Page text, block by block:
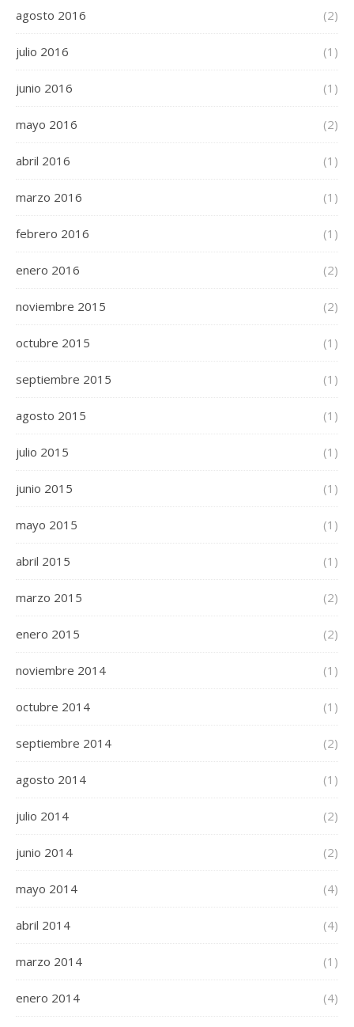
agosto 2016 (2)
julio 2016 (1)
junio 2016 (1)
mayo 2016 (2)
abril 2016 (1)
marzo 2016 (1)
febrero 2016 (1)
enero 2016 (2)
noviembre 2015 (2)
octubre 2015 (1)
septiembre 2015 (1)
agosto 2015 (1)
julio 2015 (1)
junio 2015 (1)
mayo 2015 (1)
abril 2015 (1)
marzo 2015 (2)
enero 2015 (2)
noviembre 2014 (1)
octubre 2014 (1)
septiembre 2014 (2)
agosto 2014 (1)
julio 2014 (2)
junio 2014 (2)
mayo 2014 (4)
abril 2014 (4)
marzo 2014 (1)
enero 2014 (4)